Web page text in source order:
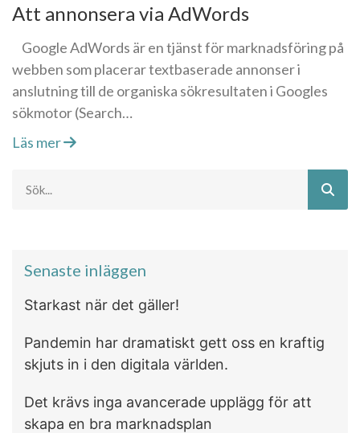
Att annonsera via AdWords
Google AdWords är en tjänst för marknadsföring på
webben som placerar textbaserade annonser i
anslutning till de organiska sökresultaten i Googles
sökmotor (Search…
Läs mer
Senaste inläggen
Starkast när det gäller!
Pandemin har dramatiskt gett oss en kraftig
skjuts in i den digitala världen.
Det krävs inga avancerade upplägg för att
skapa en bra marknadsplan